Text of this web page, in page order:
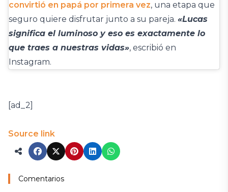
convirtió en papá por primera vez, una etapa que
seguro quiere disfrutar junto a su pareja. «Lucas
significa el luminoso y eso es exactamente lo
que traes a nuestras vidas», escribió en
Instagram.
[ad_2]
Source link
Comentarios